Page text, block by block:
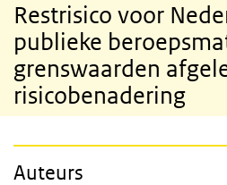
Restrisico voor
publieke
grenswaarden
risicobenadering
Auteurs